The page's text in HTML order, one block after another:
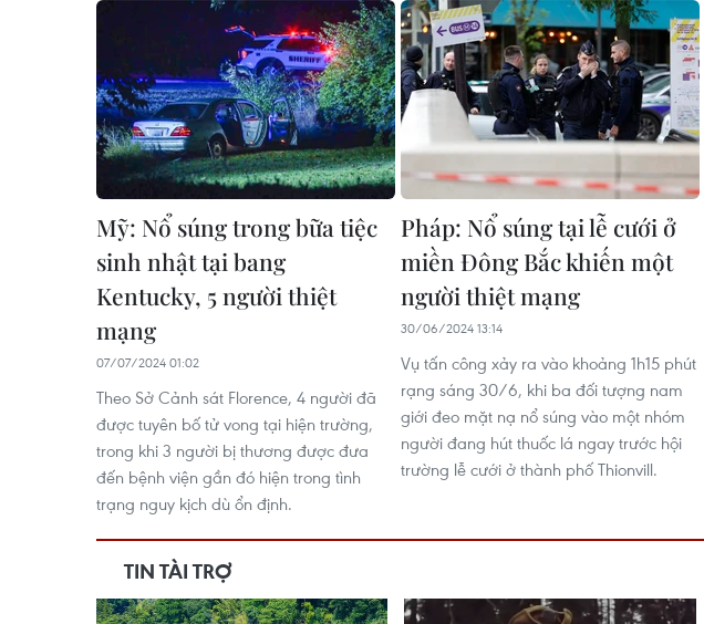
Mỹ: Nổ súng trong bữa tiệc
sinh nhật tại bang
Kentucky, 5 người thiệt
mạng
07/07/2024 01:02
Theo Sở Cảnh sát Florence, 4 người đã
được tuyên bố tử vong tại hiện trường,
trong khi 3 người bị thương được đưa
đến bệnh viện gần đó hiện trong tình
trạng nguy kịch dù ổn định.
Pháp: Nổ súng tại lễ cưới ở
miền Đông Bắc khiến một
người thiệt mạng
30/06/2024 13:14
Vụ tấn công xảy ra vào khoảng 1h15 phút
rạng sáng 30/6, khi ba đối tượng nam
giới đeo mặt nạ nổ súng vào một nhóm
người đang hút thuốc lá ngay trước hội
trường lễ cưới ở thành phố Thionvill.